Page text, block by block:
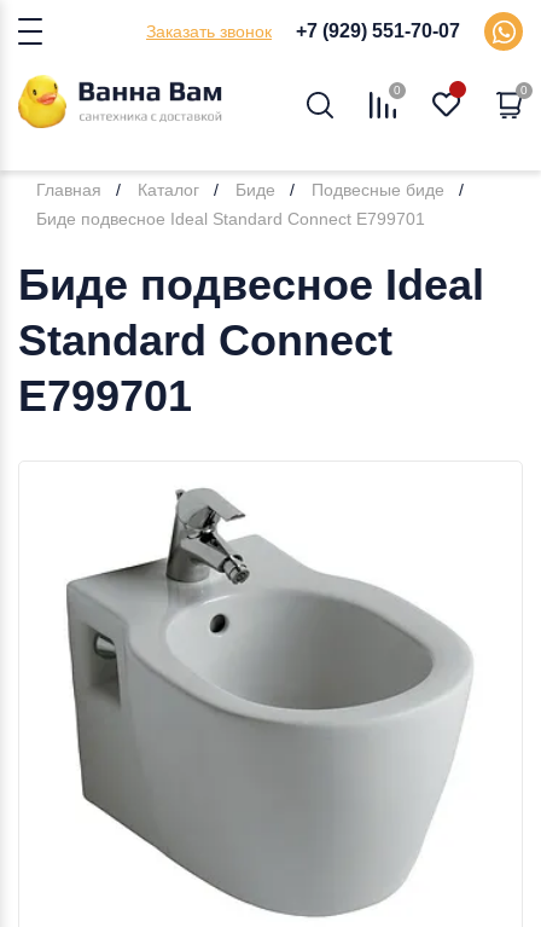
Заказать звонок +7 (929) 551-70-07
0 0
Главная Каталог Биде
Подвесные биде
Биде подвесное Ideal Standard Connect E799701
Биде подвесное Ideal
Standard Connect
E799701